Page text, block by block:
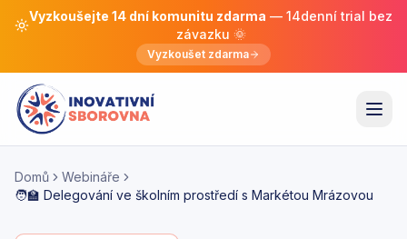
Vyzkoušejte 14 dní komunitu zdarma — 14denní trial bez
závazku 🌞
Vyzkoušet zdarma
Domů
Webináře
🧑‍🏫 Delegování ve školním prostředí s Markétou Mrázovou